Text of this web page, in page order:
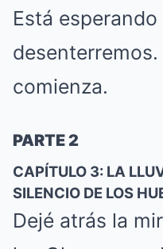
Está esperando
comienza.
PARTE 2
CAPÍTULO 3: LA
SILENCIO DE LOS
Dejé atrás la